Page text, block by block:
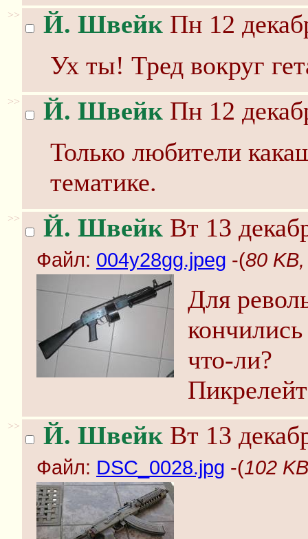
>> Й. Швейк Пн 12
Ух ты! Тред вокруг
>> Й. Швейк Пн 12
Только любители
тематике.
>> Й. Швейк Вт 13
Файл: 004y28gg.jpeg -(80
Для
что-ли?
>> Й. Швейк Вт 13
Файл: DSC_0028.jpg -(102